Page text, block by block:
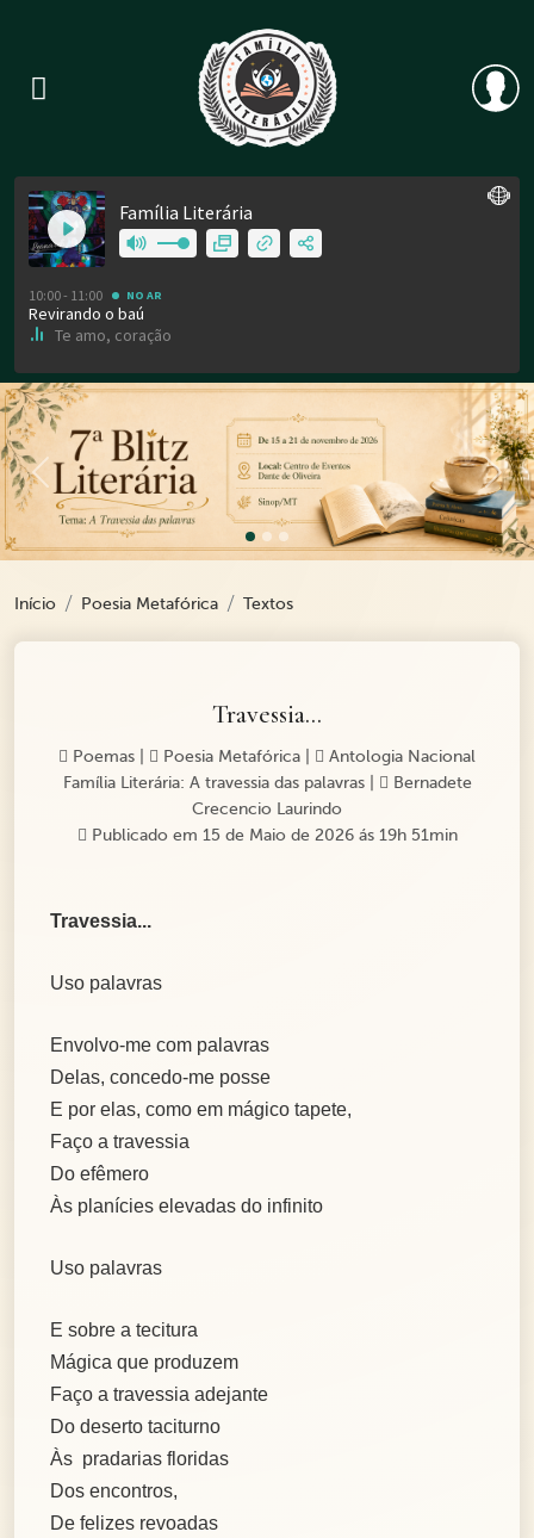
Previous
Início Poesia Metafórica Textos
Travessia...
Poemas Poesia Metafórica
Antologia Nacional
Família Literária: A travessia das palavras|
Bernadete
Crecencio Laurindo
Publicado em 15 de Maio de 2026 ás 19h 51min
Travessia...
Uso palavras
Envolvo-me com palavras
Delas, concedo-me posse
E por elas, como em mágico tapete,
Faço a travessia
Do efêmero
Às planícies elevadas do infinito
Uso palavras
E sobre a tecitura
Mágica que produzem
Faço a travessia adejante
Do deserto taciturno
Às pradarias floridas
Dos encontros,
De felizes revoadas